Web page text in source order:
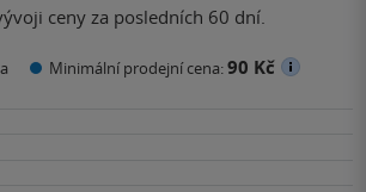
ceny za posledních 60 dní.
Minimální prodejní cena:90 Kč